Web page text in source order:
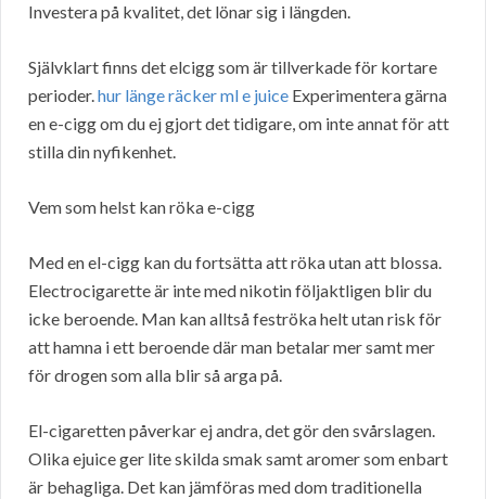
Investera på kvalitet, det lönar sig i längden.
Självklart finns det elcigg som är tillverkade för kortare
perioder.hur länge räcker ml e juice Experimentera gärna
en e-cigg om du ej gjort det tidigare, om inte annat för att
stilla din nyfikenhet.
Vem som helst kan röka e-cigg
Med en el-cigg kan du fortsätta att röka utan att blossa.
Electrocigarette är inte med nikotin följaktligen blir du
icke beroende. Man kan alltså feströka helt utan risk för
att hamna i ett beroende där man betalar mer samt mer
för drogen som alla blir så arga på.
El-cigaretten påverkar ej andra, det gör den svårslagen.
Olika ejuice ger lite skilda smak samt aromer som enbart
är behagliga. Det kan jämföras med dom traditionella